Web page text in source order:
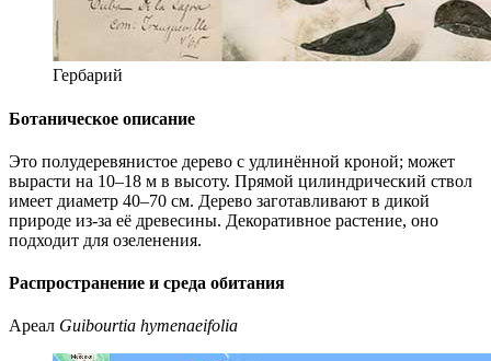
Гербарий
Ботаническое описание
Это полудеревянистое дерево с удлинённой кроной; может
вырасти на 10–18 м в высоту. Прямой цилиндрический ствол
имеет диаметр 40–70 см. Дерево заготавливают в дикой
природе из-за её древесины. Декоративное растение, оно
подходит для озеленения.
Распространение и среда обитания
Ареал Guibourtia hymenaeifolia